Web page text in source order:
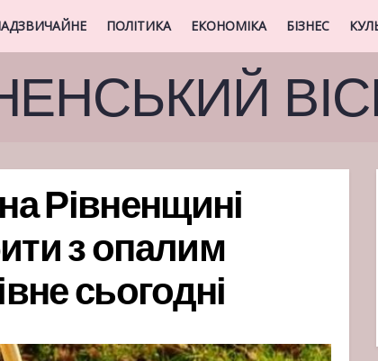
ПОЛІТИКА ЕКОНОМІКА БІЗНЕС
Рівненщині
з опалим
сьогодні